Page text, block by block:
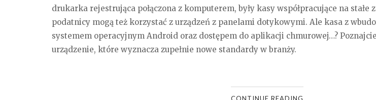
drukarka rejestrująca połączona z komputerem, były kasy współpracujące na stałe
podatnicy mogą też korzystać z urządzeń z panelami dotykowymi. Ale kasa z
systemem operacyjnym Android oraz dostępem do aplikacji chmurowej…?
urządzenie, które wyznacza zupełnie nowe standardy w branży.